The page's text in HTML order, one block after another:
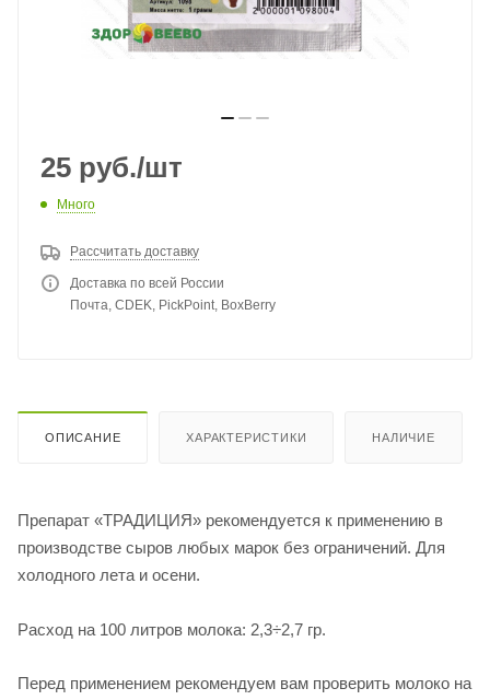
25 руб./шт
Много
Рассчитать доставку
Доставка по всей России
Почта, CDEK, PickPoint, BoxBerry
ОПИСАНИЕ ХАРАКТЕРИСТИКИ НАЛИЧИЕ
Препарат «ТРАДИЦИЯ» рекомендуется к применению в
производстве сыров любых марок без ограничений. Для
холодного лета и осени.
Расход на 100 литров молока: 2,3÷2,7 гр.
Перед применением рекомендуем вам проверить молоко на